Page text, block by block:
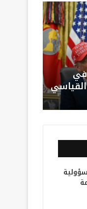
في
القياسي